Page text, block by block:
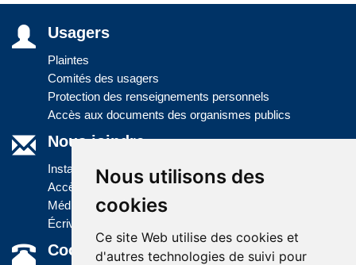
Nous utilisons des
cookies
Ce site Web utilise des cookies et
d'autres technologies de suivi pour
Usagers
Plaintes
Comités des usagers
Protection des renseignements personnels
Accès aux documents des organismes publics
Nous joindre
Installations
Accès à l'information
Médias
Écrivez-nous
Coordonnées